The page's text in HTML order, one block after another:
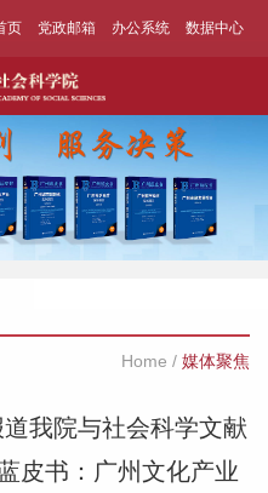
页 党政邮箱 办公系统 数据中心
Home / 媒体聚焦
我院与社会科学文献
皮书：广州文化产业